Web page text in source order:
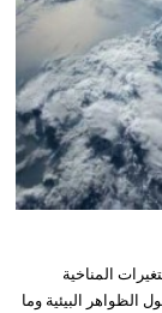
المناخية
الظواهر البيئية وما